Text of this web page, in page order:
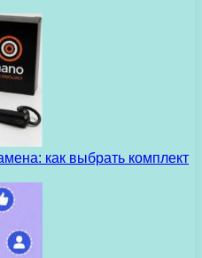
как выбрать комплект